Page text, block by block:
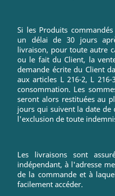
Si les Produits
un délai de 30 jours
livraison, pour toute autre
ou le fait du Client, la
demande écrite du Client
aux articles L 216-2, L
consommation. Les
seront alors restituées au
jours qui suivent la date
l'exclusion de toute
Les livraisons sont
indépendant, à l'adresse
de la commande et à
facilement accéder.